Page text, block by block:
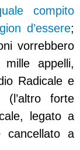
compito
d’essere;
vorrebbero
appelli,
Radicale e
(l’altro forte
legato a
cancellato a